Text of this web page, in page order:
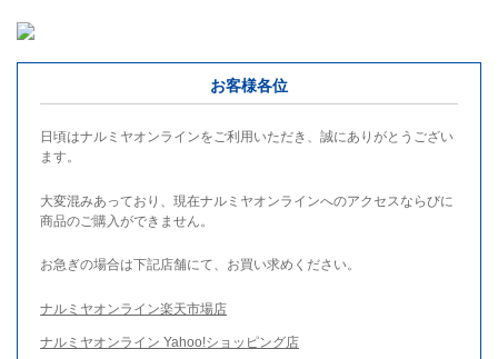
お客様各位
日頃はナルミヤオンラインをご利用いただき、誠にありがとうござい
ます。
大変混みあっており、現在ナルミヤオンラインへのアクセスならびに
商品のご購入ができません。
お急ぎの場合は下記店舗にて、お買い求めください。
ナルミヤオンライン楽天市場店
ナルミヤオンライン Yahoo!ショッピング店